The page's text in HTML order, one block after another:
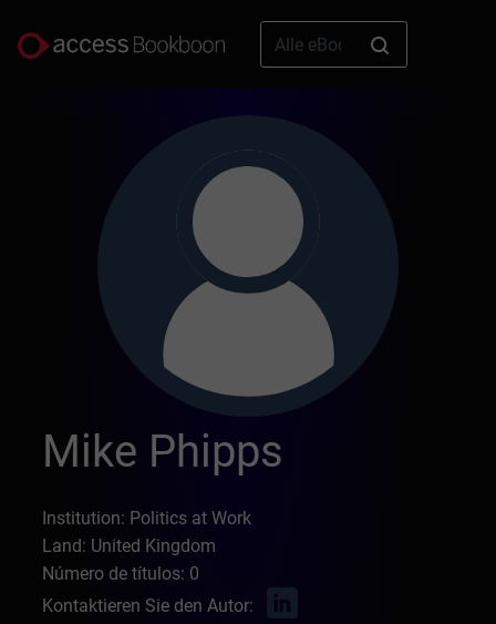
Mike Phipps
Institution: Politics at Work
Land: United Kingdom
Número de títulos: 0
Kontaktieren Sie den Autor: